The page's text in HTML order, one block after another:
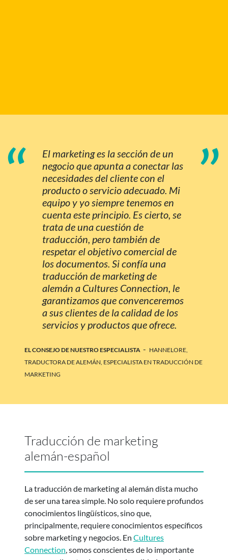
“
El marketing es la sección de un
negocio que apunta a conectar las
necesidades del cliente con el
producto o servicio adecuado. Mi
equipo y yo siempre tenemos en
cuenta este principio. Es cierto, se
trata de una cuestión de
traducción, pero también de
respetar el objetivo comercial de
los documentos. Si confía una
traducción de marketing de
alemán a Cultures Connection, le
garantizamos que convenceremos
a sus clientes de la calidad de los
servicios y productos que ofrece.
”
EL CONSEJO DE NUESTRO ESPECIALISTA - HANNELORE,
TRADUCTORA DE ALEMÁN, ESPECIALISTA EN TRADUCCIÓN DE
MARKETING
Traducción de marketing
alemán-español
La traducción de marketing al alemán dista mucho
de ser una tarea simple. No solo requiere profundos
conocimientos lingüísticos, sino que,
principalmente, requiere conocimientos específicos
sobre marketing y negocios. En Cultures
Connection , somos conscientes de lo importante